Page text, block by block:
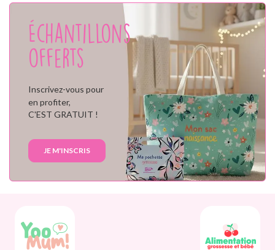
Échantillons
offerts
Inscrivez-vous pour
en profiter,
C'EST GRATUIT !
JE M'INSCRIS